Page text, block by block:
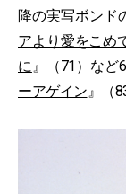
降の実写ボンド
アより愛をこめ
に』（71）など
ーアゲイン』（